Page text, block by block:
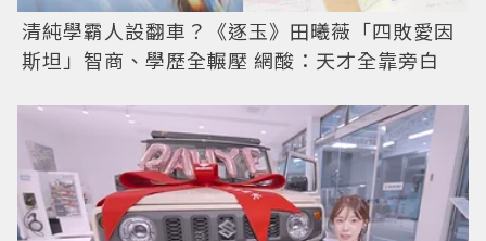
清純學霸人設翻車？《逐玉》田曦薇「四敗愛因
斯坦」智商、學歷全輾壓 網酸：天才全靠旁白